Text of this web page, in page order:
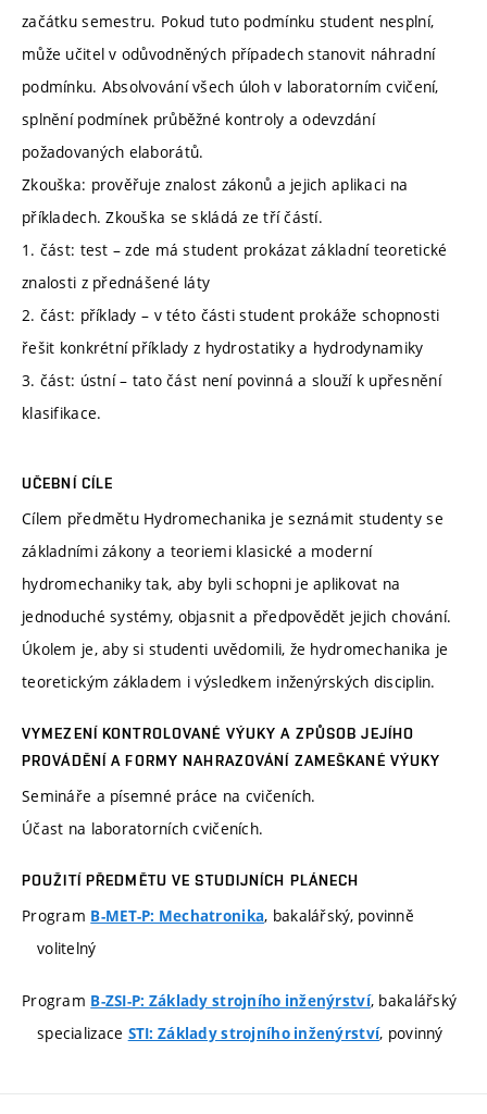
začátku semestru. Pokud tuto podmínku student nesplní,
může učitel v odůvodněných případech stanovit náhradní
podmínku. Absolvování všech úloh v laboratorním cvičení,
splnění podmínek průběžné kontroly a odevzdání
požadovaných elaborátů.
Zkouška: prověřuje znalost zákonů a jejich aplikaci na
příkladech. Zkouška se skládá ze tří částí.
1. část: test – zde má student prokázat základní teoretické
znalosti z přednášené láty
2. část: příklady – v této části student prokáže schopnosti
řešit konkrétní příklady z hydrostatiky a hydrodynamiky
3. část: ústní – tato část není povinná a slouží k upřesnění
klasifikace.
UČEBNÍ CÍLE
Cílem předmětu Hydromechanika je seznámit studenty se
základními zákony a teoriemi klasické a moderní
hydromechaniky tak, aby byli schopni je aplikovat na
jednoduché systémy, objasnit a předpovědět jejich chování.
Úkolem je, aby si studenti uvědomili, že hydromechanika je
teoretickým základem i výsledkem inženýrských disciplin.
VYMEZENÍ KONTROLOVANÉ VÝUKY A ZPŮSOB JEJÍHO
PROVÁDĚNÍ A FORMY NAHRAZOVÁNÍ ZAMEŠKANÉ VÝUKY
Semináře a písemné práce na cvičeních.
Účast na laboratorních cvičeních.
POUŽITÍ PŘEDMĚTU VE STUDIJNÍCH PLÁNECH
Program B-MET-P: Mechatronika, bakalářský, povinně
volitelný
Program B-ZSI-P: Základy strojního inženýrství, bakalářský
specializace STI: Základy strojního inženýrství, povinný